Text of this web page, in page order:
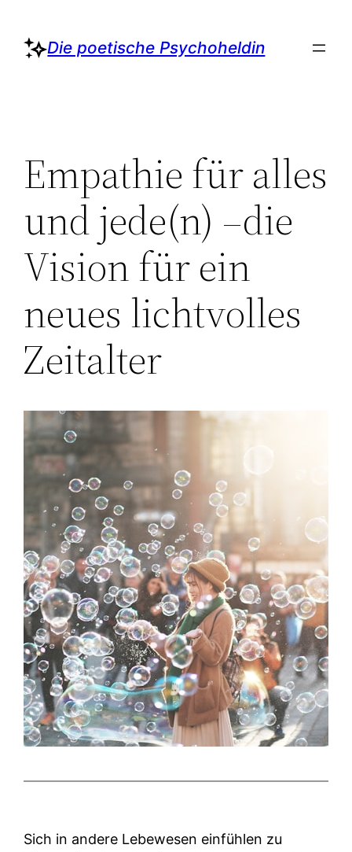
Inhalt
springen
Die poetische Psychoheldin
Empathie für alles
und jede(n) –die
Vision für ein
neues lichtvolles
Zeitalter
Sich in andere Lebewesen einfühlen zu